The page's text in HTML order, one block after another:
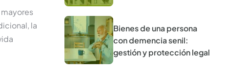
la
Bienes de una persona
con demencia senil:
gestión y protección legal